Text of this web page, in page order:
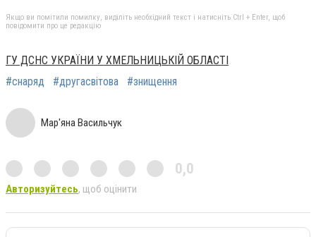
Якщо ви помітили помилку, виділіть необхідний текст і натисніть Ctrl + Enter, щоб
повідомити про це редакцію
ГУ ДСНС УКРАЇНИ У ХМЕЛЬНИЦЬКІЙ ОБЛАСТІ
#снаряд
#другасвітова #знищення
Мар'яна Васильчук
0,0
Авторизуйтесь, щоб оцінити